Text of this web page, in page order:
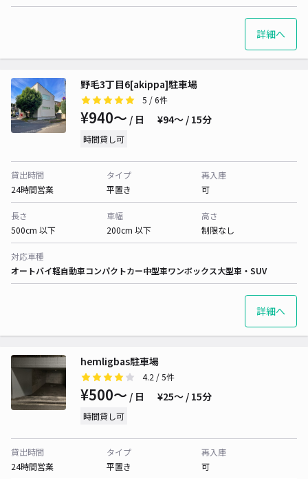
詳細へ
野毛3丁目6[akippa]駐車場
5 / 6件
¥940〜 / 日 ¥94〜 / 15分
時間貸し可
貸出時間
24時間営業
タイプ
平置き
再入庫
可
長さ
500cm 以下
車幅
200cm 以下
高さ
制限なし
対応車種
オートバイ軽自動車コンパクトカー中型車ワンボックス大型車・SUV
詳細へ
hemligbas駐車場
4.2 / 5件
¥500〜 / 日 ¥25〜 / 15分
時間貸し可
貸出時間
24時間営業
タイプ
平置き
再入庫
可